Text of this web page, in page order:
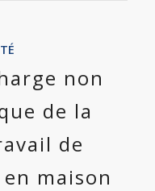
non
de la
de
maison